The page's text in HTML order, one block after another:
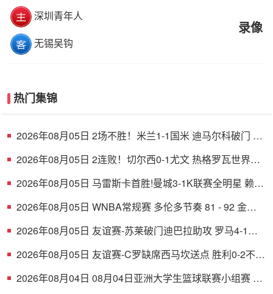
深圳青年人
无锡吴钩
录像
热门集锦
2026年08月05日 2场不胜！米兰1-1国米 迪马尔科破门 恩
2026年08月05日 2连败！切尔西0-1尤文 热格罗瓦世界波
2026年08月05日 马雷斯卡首胜!曼城3-1K联赛全明星 赖因
2026年08月05日 WNBA常规赛 多伦多节奏 81 - 92 金州
2026年08月05日 友谊赛-苏莱破门迪巴拉助攻 罗马4-1纽
2026年08月05日 友谊赛-C罗缺席西马坎送点 胜利0-2不敌
2026年08月04日 08月04日亚洲大学生篮球联赛小组赛 延